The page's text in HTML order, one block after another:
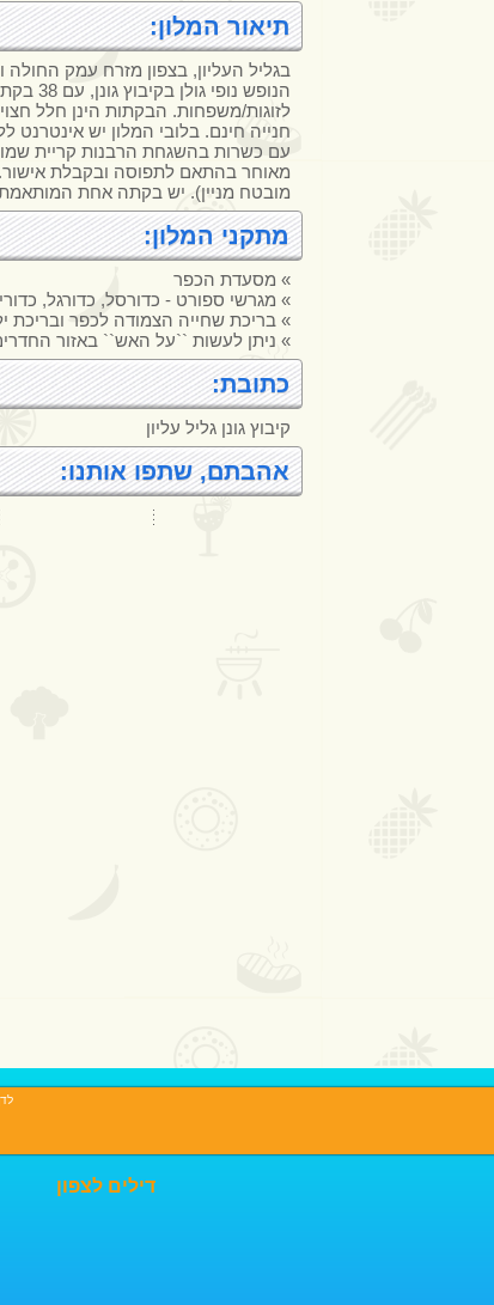
תיאור המלון:
בגליל העליון, בצפון מזרח עמק החולה
הנופש
לזוגות/משפחות. הבקתות הינן חלל
חנייה חינם. בלובי המלון יש
מובטח מניין). יש בקתה אחת
מתקני המלון:
» מסעדת הכפר
» מגרשי ספורט - כדורסל, כדורגל,
» בריכת שחייה הצמודה לכפר ובריכת
» ניתן לעשות ``על האש`` באזור
כתובת:
קיבוץ גונן גליל עליון
אהבתם, שתפו אותנו:
דילים לצפון